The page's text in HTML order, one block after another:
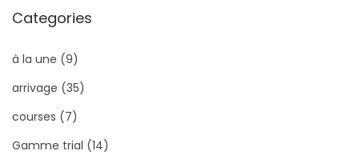
Categories
à la une (9)
arrivage (35)
courses (7)
Gamme trial (14)